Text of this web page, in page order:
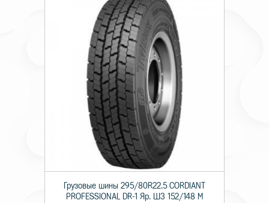
Грузовые шины 295/80R22.5 CORDIANT
PROFESSIONAL DR-1 Яр. ШЗ 152/148 M